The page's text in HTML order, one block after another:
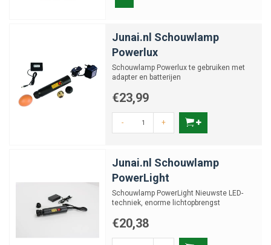
Junai.nl Schouwlamp
Powerlux
Schouwlamp Powerlux te gebruiken met
adapter en batterijen
€23,99
- +
Junai.nl Schouwlamp
PowerLight
Schouwlamp PowerLight Nieuwste LED-
techniek, enorme lichtopbrengst
€20,38